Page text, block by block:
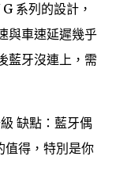
系列的設計，
與車速延遲幾乎
藍牙沒連上，需
缺點：藍牙偶
值得，特別是你